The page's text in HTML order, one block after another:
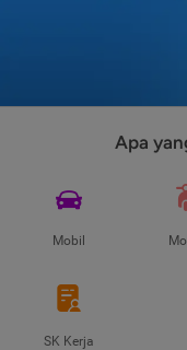
Apa
Mobil
SK Kerja